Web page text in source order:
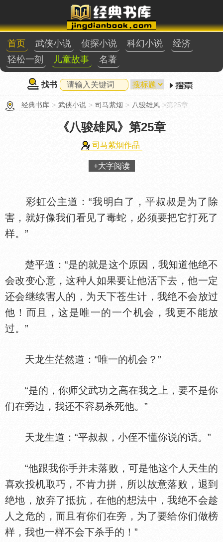
首页 武侠小说 侦探小说 科幻小说
经济
轻松一刻
儿童故事 名著
找书
经典书库 > 武侠小说 > 司马紫烟 > 八骏雄风 >第25章
《八骏雄风》 第25章
司马紫烟作品
+大字阅读
彩虹公主道：“我明白了，平叔叔是为了除
害，就好像我们看见了毒蛇，必须要把它打死了
样。”
楚平道：“是的就是这个原因，我知道他绝不
会改变心意，这种人如果要让他活下去，他一定
还会继续害人的，为天下苍生计，我绝不会放过
他！而且，这是唯一的一个机会，我更不能放
过。”
天龙生茫然道：“唯一的机会？”
“是的，你师父武功之高在我之上，要不是你
们在旁边，我还不容易杀死他。”
天龙生道：“平叔叔，小侄不懂你说的话。”
“他跟我你手并未落败，可是他这个人天生的
喜欢投机取巧，不肯力拼，所以故意落败，退到
绝地，放弃了抵抗，在他的想法中，我绝不会趁
人之危的，而且有你们在旁，为了要给你们做榜
样，我也一样不会下杀手的！”